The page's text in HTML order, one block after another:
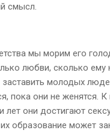
смысл.
мы морим его
любви, сколько ему
молодых
пока они не женятся. К
лет они достигают
образование может